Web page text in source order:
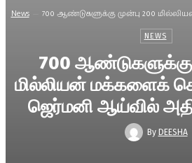
News 700 ஆண்டுகளுக்கு முன்பு 200
NEWS
700 ஆண்டுகளுக்கு
மில்லியன் மக்களைக்
ஜெர்மனி ஆய்வில்
By DEESHA